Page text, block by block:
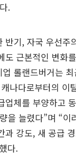
.
반기, 자국 우선주
도 근본적인 변화
롤랜드버거는
나다로부터의 이
업체를 부양하고
을 늘렸다”며 “이
과 강도, 새 공급
다.